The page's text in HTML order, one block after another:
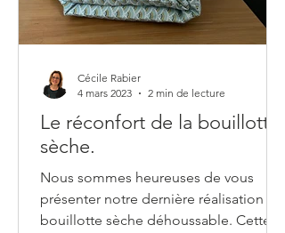
Le réconfort de la bouillotte
sèche.
Nous sommes heureuses de vous
présenter notre dernière réalisation : la
bouillotte sèche déhoussable. Cette
Cécile Rabier
4 mars 2023
2 min de lecture